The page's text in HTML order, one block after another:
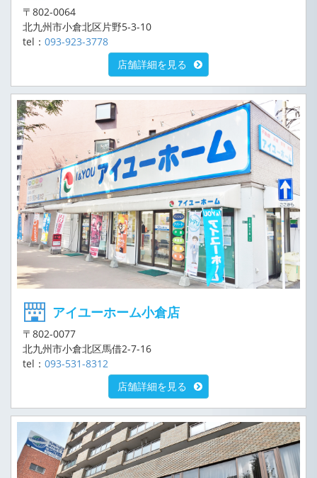
〒802-0064
北九州市小倉北区片野5-3-10
tel： 093-923-3778
店舗詳細を見る
アイユーホーム小倉店
〒802-0077
北九州市小倉北区馬借2-7-16
tel： 093-531-8312
店舗詳細を見る